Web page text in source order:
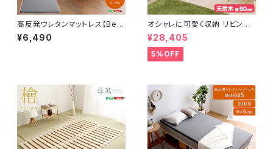
高反発ウレタンマットレス【Bele
za5-ベレーザ・ファイブ-】(シン
グル) ORM-05S
¥6,490
オシャレに可愛く収納 リビング
用ハイチェスト 6段 幅60cm 天
然木（桐）日本製｜petora-ペト
ラ- SH-08-PTR60
¥28,405
5%OFF